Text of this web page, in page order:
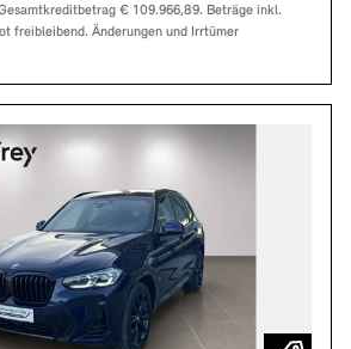
€ 109.966,89. Beträge inkl.
freibleibend. Änderungen und Irrtümer